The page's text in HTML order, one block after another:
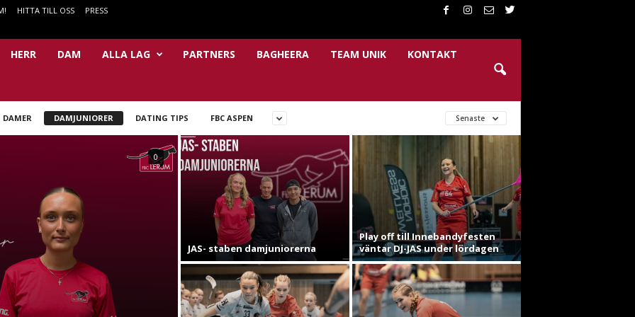
HITTA TILL OSS PRESS
HERR DAM ALLA LAG PARTNERS BAGHEERA TEAM UNIK KONTAKT
DAMER DAMJUNIORER DATING TIPS FBC ASPEN Senaste
0
JAS- staben damjuniorerna
Play off till Innebandyfesten
väntar DJ-JAS under lördagen